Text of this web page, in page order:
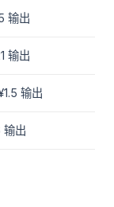
输出
输出
输出
输出